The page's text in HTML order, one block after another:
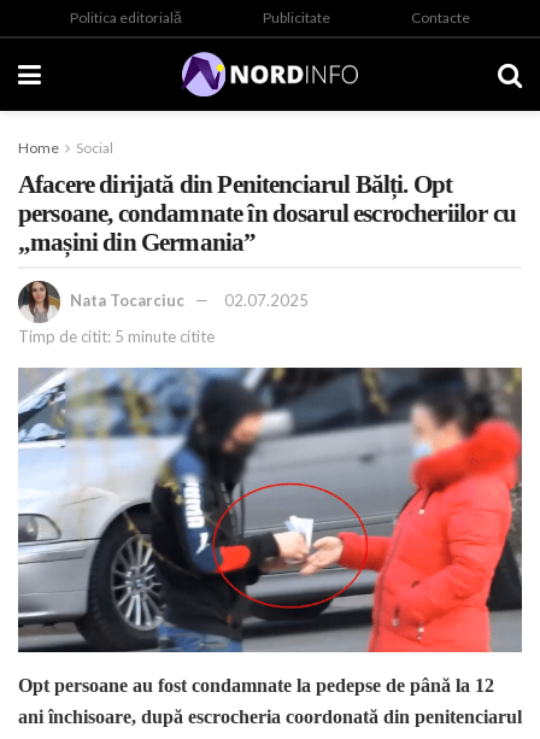
Politica editorială Publicitate Contacte
Home Social
Afacere dirijată din Penitenciarul Bălți. Opt
persoane, condamnate în dosarul escrocheriilor cu
„mașini din Germania”
Nata Tocarciuc
02.07.2025
Timp de citit: 5 minute citite
Opt persoane au fost condamnate la pedepse de până la 12
ani închisoare, după escrocheria coordonată din penitenciarul